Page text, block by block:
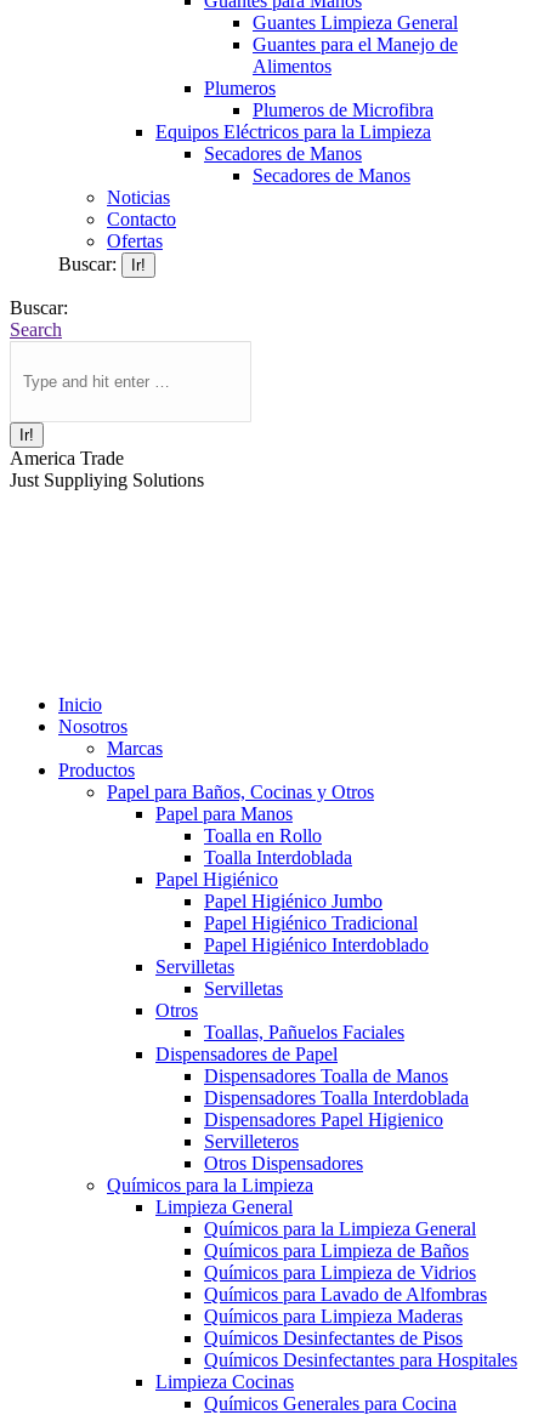
Guantes Limpieza General
Guantes para el Manejo de
Alimentos
Plumeros
Plumeros de Microfibra
Equipos Eléctricos para la Limpieza
Secadores de Manos
Secadores de Manos
Noticias
Contacto
Ofertas
Buscar:
Buscar:
Search
America Trade
Just Suppliying Solutions
Inicio
Nosotros
Marcas
Productos
Papel para Baños, Cocinas y Otros
Papel para Manos
Toalla en Rollo
Toalla Interdoblada
Papel Higiénico
Papel Higiénico Jumbo
Papel Higiénico Tradicional
Papel Higiénico Interdoblado
Servilletas
Servilletas
Otros
Toallas, Pañuelos Faciales
Dispensadores de Papel
Dispensadores Toalla de Manos
Dispensadores Toalla Interdoblada
Dispensadores Papel Higienico
Servilleteros
Otros Dispensadores
Químicos para la Limpieza
Limpieza General
Químicos para la Limpieza General
Químicos para Limpieza de Baños
Químicos para Limpieza de Vidrios
Químicos para Lavado de Alfombras
Químicos para Limpieza Maderas
Químicos Desinfectantes de Pisos
Químicos Desinfectantes para Hospitales
Limpieza Cocinas
Químicos Generales para Cocina